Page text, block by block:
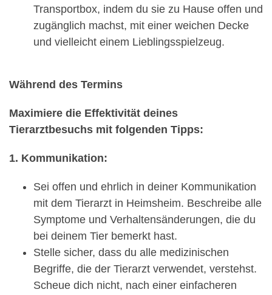
Transportbox, indem du sie zu Hause offen und
zugänglich machst, mit einer weichen Decke
und vielleicht einem Lieblingsspielzeug.
Während des Termins
Maximiere die Effektivität deines
Tierarztbesuchs mit folgenden Tipps:
1. Kommunikation:
Sei offen und ehrlich in deiner Kommunikation
mit dem Tierarzt in Heimsheim. Beschreibe alle
Symptome und Verhaltensänderungen, die du
bei deinem Tier bemerkt hast.
Stelle sicher, dass du alle medizinischen
Begriffe, die der Tierarzt verwendet, verstehst.
Scheue dich nicht, nach einer einfacheren